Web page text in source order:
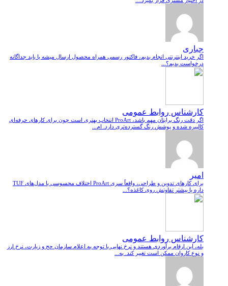
جباری
اگر خرید اینترنتی انجام بدیم، فاکتور رسمی همراه محصول ارسال میشه یا باید جداگانه
درخواست بدیم؟...
کارشناس روابط عمومی
اگر دقت رنگ برایتان مهم باشد، ProArt انتخاب بهتری است چون برای کارهای حرفه‌ای
کالیبره شده و پوشش رنگ گسترده‌تری دارد. ام...
امیر
برای کارهای تدوین و طراحی، واقعاً سری ProArt اختلاف محسوسی با مدل‌های TUF
داره یا بیشتر تفاوتش روی کاغذه؟...
کارشناس روابط عمومی
بله، این ارقام برآوردی هستند و نرخ نهایی با توجه به اعلام سازمان حج و زیارت، نرخ ارز
و نوع کاروان ممکن است تغییر کند. به...